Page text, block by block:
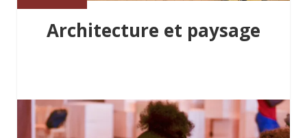
Architecture et paysage